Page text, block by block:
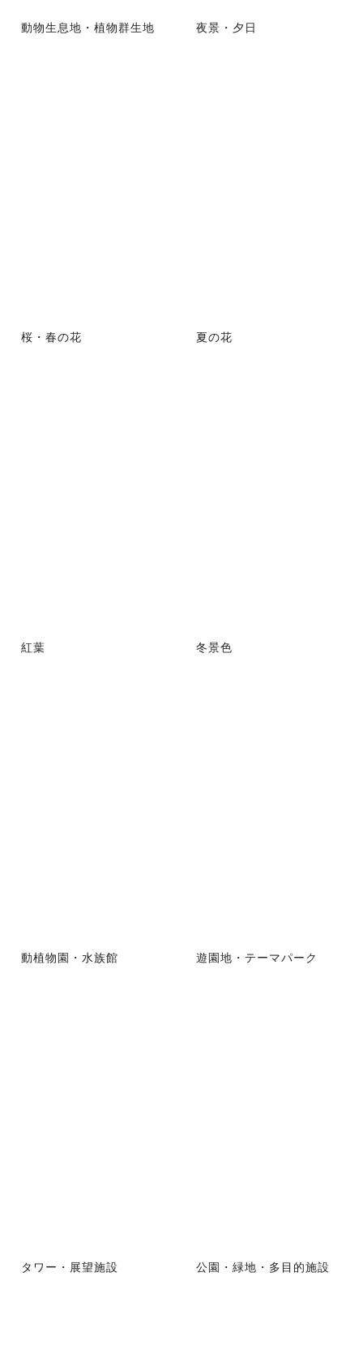
動物生息地・植物群生地 夜景・夕日
桜・春の花 夏の花
紅葉 冬景色
動植物園・水族館 遊園地・テーマパーク
タワー・展望施設 公園・緑地・多目的施設